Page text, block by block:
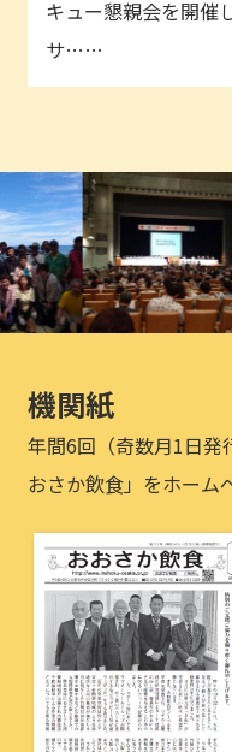
キュー懇親会を開催
サ……
機関紙
年間6回（奇数月1日発
おさか飲食」をホーム